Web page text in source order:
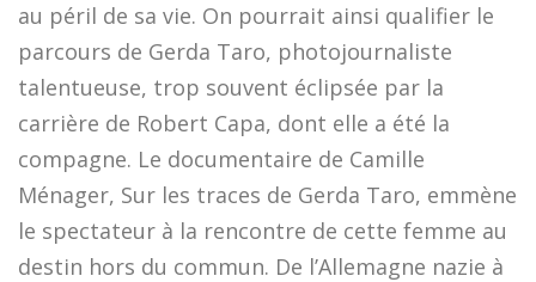
LA SPÉCIALE ÉMISSION
AU GRÉ DES RENCONTRES
au péril de sa vie. On pourrait ainsi qualifier le
parcours de Gerda Taro, photojournaliste
talentueuse, trop souvent éclipsée par la
carrière de Robert Capa, dont elle a été la
compagne. Le documentaire de Camille
Ménager, Sur les traces de Gerda Taro, emmène
le spectateur à la rencontre de cette femme au
destin hors du commun. De l’Allemagne nazie à